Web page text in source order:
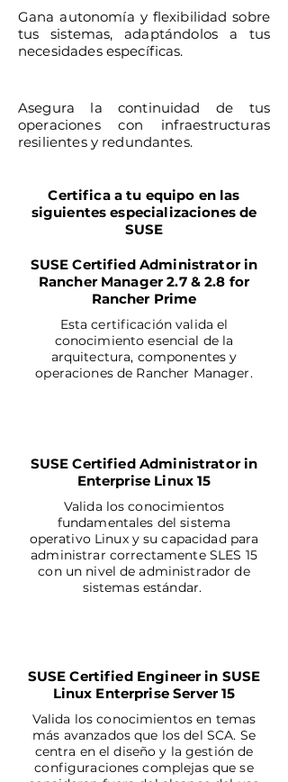
Gana autonomía y flexibilidad sobre
tus sistemas, adaptándolos a tus
necesidades específicas.
Asegura la continuidad de tus
operaciones con infraestructuras
resilientes y redundantes.
Certifica a tu equipo en las
siguientes especializaciones de
SUSE
SUSE Certified Administrator in
Rancher Manager 2.7 & 2.8 for
Rancher Prime
​Esta certificación valida el
conocimiento esencial de la
arquitectura, componentes y
operaciones de Rancher Manager.
SUSE Certified Administrator in
Enterprise Linux 15
Valida los conocimientos
fundamentales del sistema
operativo Linux y su capacidad para
administrar correctamente SLES 15
con un nivel de administrador de
sistemas estándar.
SUSE Certified Engineer in SUSE
Linux Enterprise Server 15
Valida los conocimientos en temas
más avanzados que los del SCA. Se
centra en el diseño y la gestión de
configuraciones complejas que se